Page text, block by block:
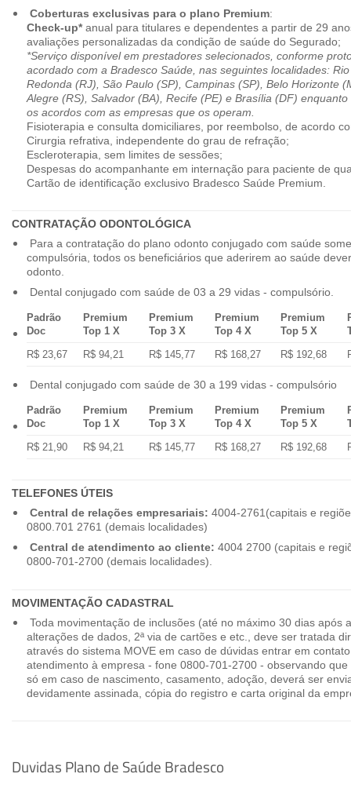
Coberturas exclusivas para o plano Premium:
Check-up*anual para titulares e dependentes a partir de 29
avaliações personalizadas da condição de saúde do Segurado;
*Serviço disponível em prestadores selecionados, conforme
acordado com a Bradesco Saúde, nas seguintes localidades:
Redonda (RJ), São Paulo (SP), Campinas (SP), Belo Horizonte
Alegre (RS), Salvador (BA), Recife (PE) e Brasília (DF)
os acordos com as empresas que os operam.
Fisioterapia e consulta domiciliares, por reembolso, de acordo
Cirurgia refrativa, independente do grau de refração;
Escleroterapia, sem limites de sessões;
Despesas do acompanhante em internação para paciente de
Cartão de identificação exclusivo Bradesco Saúde Premium.
CONTRATAÇÃO ODONTOLÓGICA
Para a contratação do plano odonto conjugado com saúde
compulsória, todos os beneficiários que aderirem ao saúde
odonto.
Dental conjugado com saúde de 03 a 29 vidas - compulsório.
Padrão
Doc
Premium
Top 1 X
Premium
Top 3 X
Premium
Top 4 X
Premium
Top 5 X
R$ 23,67
R$ 94,21 R$ 145,77 R$ 168,27 R$ 192,68
Dental conjugado com saúde de 30 a 199 vidas - compulsório
Padrão
Doc
Premium
Top 1 X
Premium
Top 3 X
Premium
Top 4 X
Premium
Top 5 X
R$ 21,90
R$ 94,21 R$ 145,77 R$ 168,27 R$ 192,68
TELEFONES ÚTEIS
Central de relações empresariais: 4004-2761(capitais e
0800.701 2761 (demais localidades)
Central de atendimento ao cliente: 4004 2700 (capitais e
0800-701-2700 (demais localidades).
MOVIMENTAÇÃO CADASTRAL
Toda movimentação de inclusões (até no máximo 30 dias após
alterações de dados, 2ª via de cartões e etc., deve ser tratada
através do sistema MOVE em caso de dúvidas entrar em
atendimento à empresa - fone 0800-701-2700 - observando
só em caso de nascimento, casamento, adoção, deverá ser
devidamente assinada, cópia do registro e carta original da
Duvidas Plano de Saúde Bradesco